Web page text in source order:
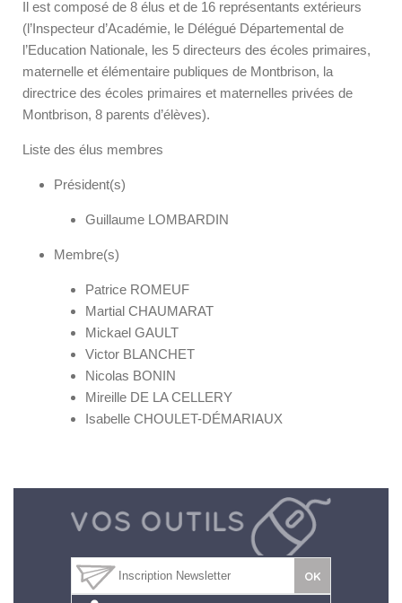
Il est composé de 8 élus et de 16 représentants extérieurs
(l’Inspecteur d’Académie, le Délégué Départemental de
l’Education Nationale, les 5 directeurs des écoles primaires,
maternelle et élémentaire publiques de Montbrison, la
directrice des écoles primaires et maternelles privées de
Montbrison, 8 parents d’élèves).
Liste des élus membres
Président(s)
Guillaume LOMBARDIN
Membre(s)
Patrice ROMEUF
Martial CHAUMARAT
Mickael GAULT
Victor BLANCHET
Nicolas BONIN
Mireille DE LA CELLERY
Isabelle CHOULET-DÉMARIAUX